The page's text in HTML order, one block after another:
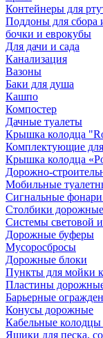
Контейнеры для
Поддоны для сбора
бочки и еврокубы
Для дачи и сада
Канализация
Вазоны
Баки для душа
Кашпо
Компостер
Дачные туалеты
Крышка колодца
Комплектующие
Крышка колодца
Дорожно-
Мобильные
Сигнальные
Столбики дорожные
Системы световой
Дорожные буферы
Мусоросбросы
Дорожные блоки
Пункты для мойки
Пластины
Барьерные
Конусы дорожные
Кабельные колодцы
Ящики для песка,